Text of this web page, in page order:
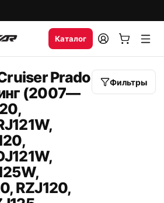
Каталог
Prado
(2007—
RZJ120,
Фильтры